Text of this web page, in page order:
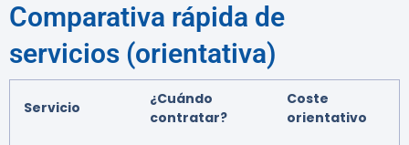
Comparativa rápida de
servicios (orientativa)
Servicio
¿Cuándo
contratar?
Coste
orientativo